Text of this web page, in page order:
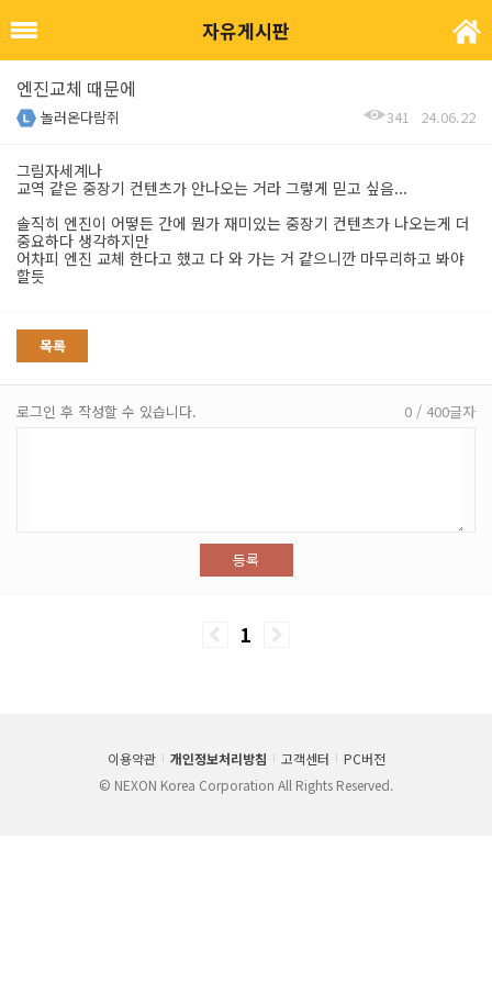
자유게시판
엔진교체 때문에
놀러온다람쥐 341 24.06.22
그림자세계나
교역 같은 중장기 컨텐츠가 안나오는 거라 그렇게 믿고 싶음...
솔직히 엔진이 어떻든 간에 뭔가 재미있는 중장기 컨텐츠가 나오는게 더
중요하다 생각하지만
어차피 엔진 교체 한다고 했고 다 와 가는 거 같으니깐 마무리하고 봐야
할듯
목록
로그인 후 작성할 수 있습니다. 0 / 400글자
등록
1
이용약관 개인정보처리방침 고객센터
PC버전
© NEXON Korea Corporation All Rights Reserved.